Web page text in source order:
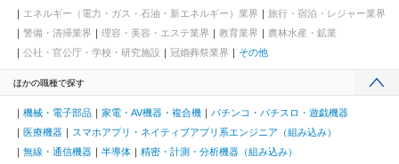
エネルギー（電力・ガス・石油・新エネルギー）業界
旅行・宿泊・レジャー業界
警備・清掃業界
理容・美容・エステ業界 教育業界
農林水産・鉱業
公社・官公庁・学校・研究施設
冠婚葬祭業界 その他
ほかの職種で探す
機械・電子部品 家電・AV機器・複合機
パチンコ・パチスロ・遊戯機器
医療機器
スマホアプリ・ネイティブアプリ系エンジニア（組み込み）
無線・通信機器
半導体
精密・計測・分析機器（組み込み）